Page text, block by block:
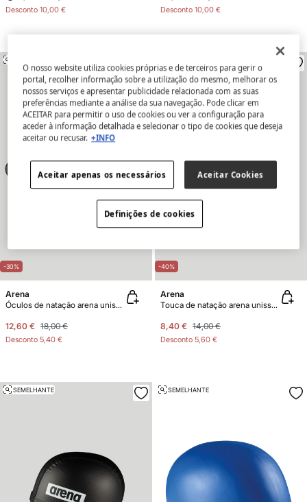
Desconto 10,00 € Desconto 10,00 €
-30%
Arena
Óculos de natação arena unissexo Spider
12,60 € 18,00 €
Desconto 5,40 €
-40%
Arena
Touca de natação arena unissexo Logo Moulded
8,40 € 14,00 €
Desconto 5,60 €
SEMELHANTE SEMELHANTE
O nosso website utiliza cookies próprias e de terceiros para gerir o
portal, recolher informação sobre a utilização do mesmo, melhorar os
nossos serviços e apresentar publicidade relacionada com as suas
preferências mediante a análise da sua navegação. Pode clicar em
ACEITAR para permitir o uso de cookies ou ver a configuração para
aceder à informação detalhada e selecionar o tipo de cookies que deseja
aceitar ou recusar. +INFO
Aceitar apenas os necessários Aceitar Cookies
Definições de cookies